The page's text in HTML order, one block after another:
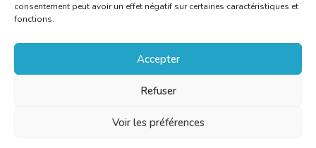
consentement peut avoir un effet négatif sur certaines caractéristiques et
fonctions.
Accepter
Refuser
Voir les préférences